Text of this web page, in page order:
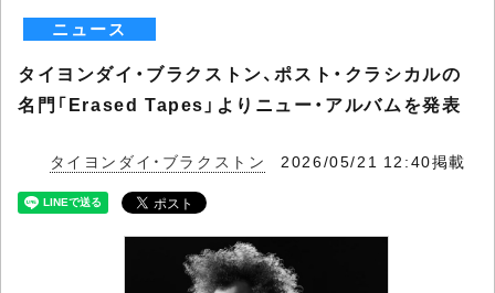
ニュース
タイヨンダイ・ブラクストン、ポスト・クラシカルの
名門「Erased Tapes」よりニュー・アルバムを発表
タイヨンダイ・ブラクストン 2026/05/21 12:40掲載